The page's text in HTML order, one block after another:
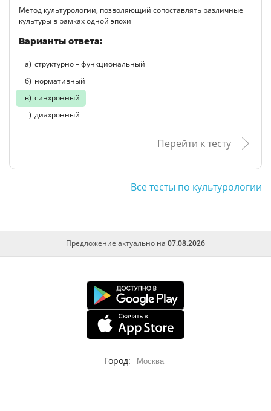
Метод культурологии, позволяющий сопоставлять различные
культуры в рамках одной эпохи
Варианты ответа:
структурно – функциональный
нормативный
синхронный
диахронный
Перейти к тесту
Все тесты по культурологии
Предложение актуально на 07.08.2026
Город: Москва